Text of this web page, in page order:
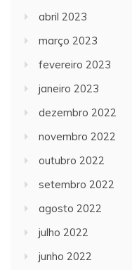
abril 2023
março 2023
fevereiro 2023
janeiro 2023
dezembro 2022
novembro 2022
outubro 2022
setembro 2022
agosto 2022
julho 2022
junho 2022